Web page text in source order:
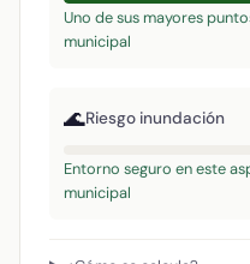
Uno de sus mayores
municipal
🌊Riesgo inundación
Entorno seguro en este
municipal